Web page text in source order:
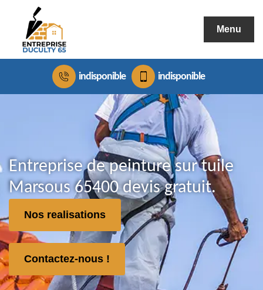
Menu
indisponible indisponible
Entreprise de peinture sur tuile
Marsous 65400 devis gratuit.
Nos realisations
Contactez-nous !